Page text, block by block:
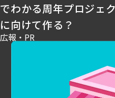
でわかる周年プロジェ
に向けて作る？
広報・PR